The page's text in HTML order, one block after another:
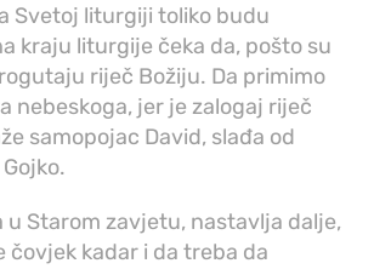
Svetoj liturgiji toliko budu
kraju liturgije čeka da, pošto su
riječ Božiju. Da primimo
nebeskoga, jer je zalogaj riječ
samopojac David, slađa od
u Starom zavjetu, nastavlja dalje,
čovjek kadar i da treba da